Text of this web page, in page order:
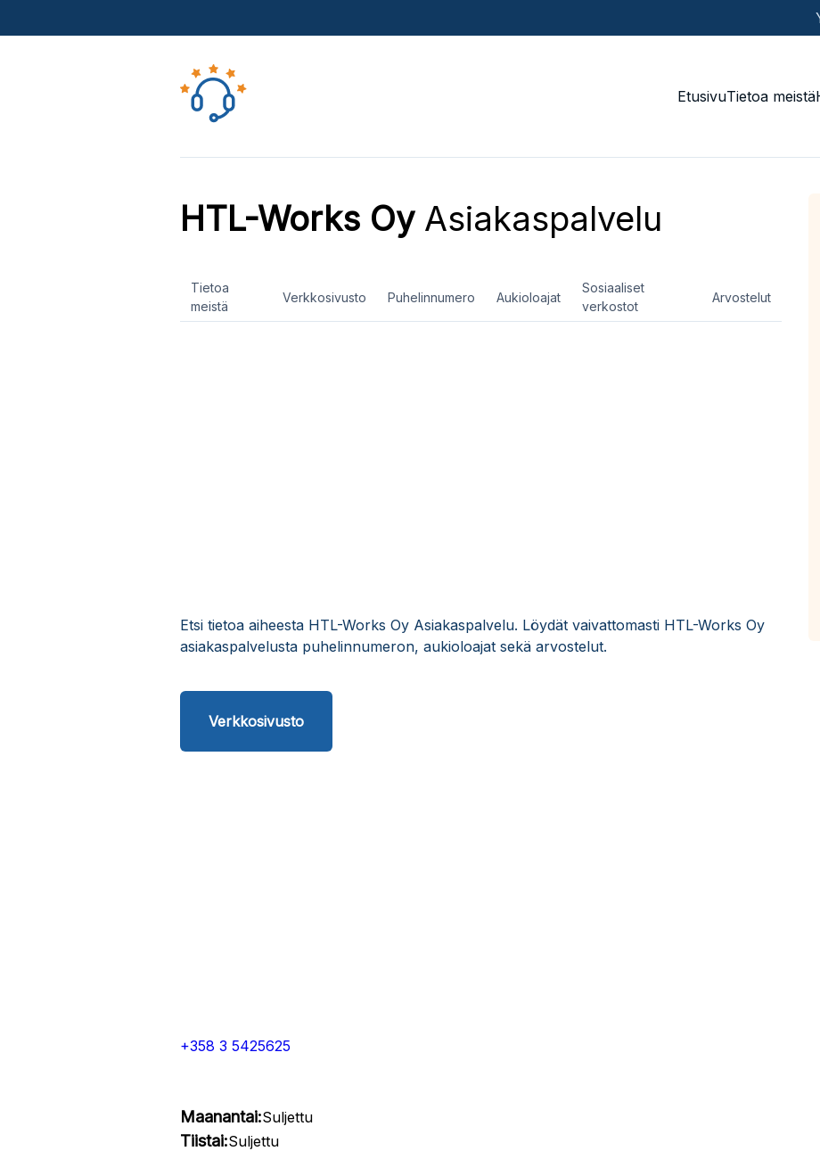
EtusivuTietoa meistä
HTL-Works OyAsiakaspalvelu
Tietoa
meistä
Verkkosivusto Puhelinnumero Aukioloajat
Sosiaaliset
verkostot
Arvostelut
Etsi tietoa aiheesta HTL-Works Oy Asiakaspalvelu. Löydät vaivattomasti HTL-Works Oy
asiakaspalvelusta puhelinnumeron, aukioloajat sekä arvostelut.
Verkkosivusto
+358 3 5425625
Maanantai:Suljettu
Tiistai:Suljettu